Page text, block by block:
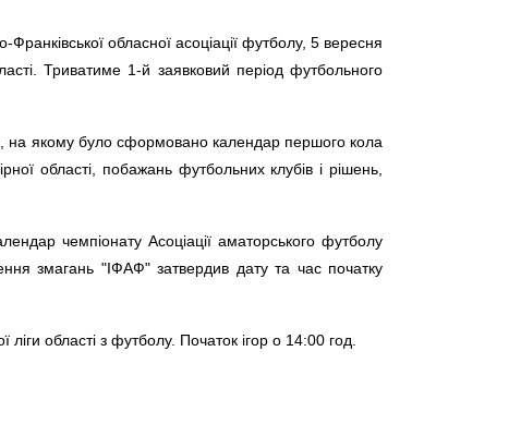
обласної асоціації футболу, 5 вересня
Триватиме 1-й заявковий період футбольного
на якому було сформовано календар першого кола
області, побажань футбольних клубів і рішень,
чемпіонату Асоціації аматорського футболу
змагань "ІФАФ" затвердив дату та час початку
області з футболу. Початок ігор о 14:00 год.